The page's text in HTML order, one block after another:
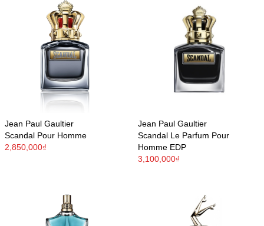
Jean Paul Gaultier
Scandal Pour Homme
2,850,000₫
Jean Paul Gaultier
Scandal Le Parfum Pour
Homme EDP
3,100,000₫